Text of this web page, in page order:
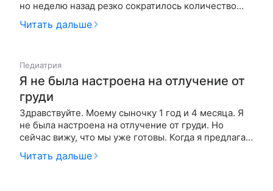
но неделю назад резко сократилось количество
молока, перестала наливатся грудь, вот уже 6 дней
кормлю из обоих грудей, капризничает, часто
Читать дальше
Педиатрия
Я не была настроена на отлучение от
груди
Здравствуйте. Моему сыночку 1 год и 4 месяца. Я
не была настроена на отлучение от груди. Но
сейчас вижу, что мы уже готовы. Когда я предлагаю
грудь, он смеется, показывает, что он большой и
говорит, что сися кака, дай арбуз :)) Когда я увидела,
Читать дальше